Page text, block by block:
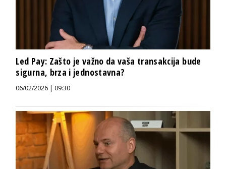
Led Pay: Zašto je važno da vaša transakcija bude
sigurna, brza i jednostavna?
06/02/2026 | 09:30